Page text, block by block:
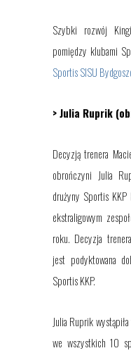
Szybki rozwój Kingi
pomiędzy klubami
Sportis SISU
> Julia Ruprik
Decyzją trenera
obrończyni Julia
drużyny Sportis KKP
ekstraligowym
roku. Decyzja t
jest podyktowana
Sportis KKP.
Julia Ruprik
we wszystkich 10